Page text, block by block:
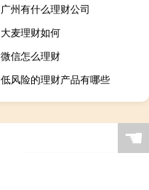
广州有什么理财公司
大麦理财如何
微信怎么理财
低风险的理财产品有哪些
☚